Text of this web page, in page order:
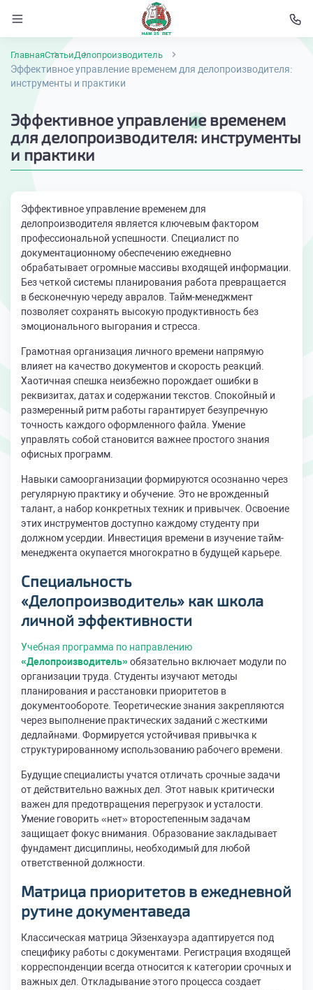
ГлавнаяСтатьиДелопроизводитель
Эффективное управление временем для делопроизводителя:
инструменты и практики
Эффективное управление временем
для делопроизводителя: инструменты
и практики
Эффективное управление временем для
делопроизводителя является ключевым фактором
профессиональной успешности. Специалист по
документационному обеспечению ежедневно
обрабатывает огромные массивы входящей информации.
Без четкой системы планирования работа превращается
в бесконечную череду авралов. Тайм-менеджмент
позволяет сохранять высокую продуктивность без
эмоционального выгорания и стресса.
Грамотная организация личного времени напрямую
влияет на качество документов и скорость реакций.
Хаотичная спешка неизбежно порождает ошибки в
реквизитах, датах и содержании текстов. Спокойный и
размеренный ритм работы гарантирует безупречную
точность каждого оформленного файла. Умение
управлять собой становится важнее простого знания
офисных программ.
Навыки самоорганизации формируются осознанно через
регулярную практику и обучение. Это не врожденный
талант, а набор конкретных техник и привычек. Освоение
этих инструментов доступно каждому студенту при
должном усердии. Инвестиция времени в изучение тайм-
менеджента окупается многократно в будущей карьере.
Специальность
«Делопроизводитель» как школа
личной эффективности
Учебная программа по направлению
«Делопроизводитель»обязательно включает модули по
организации труда. Студенты изучают методы
планирования и расстановки приоритетов в
документообороте. Теоретические знания закрепляются
через выполнение практических заданий с жесткими
дедлайнами. Формируется устойчивая привычка к
структурированному использованию рабочего времени.
Будущие специалисты учатся отличать срочные задачи
от действительно важных дел. Этот навык критически
важен для предотвращения перегрузок и усталости.
Умение говорить «нет» второстепенным задачам
защищает фокус внимания. Образование закладывает
фундамент дисциплины, необходимый для любой
ответственной должности.
Матрица приоритетов в ежедневной
рутине документаведа
Классическая матрица Эйзенхауэра адаптируется под
специфику работы с документами. Регистрация входящей
корреспонденции всегда относится к категории срочных и
важных дел. Откладывание этого процесса создает